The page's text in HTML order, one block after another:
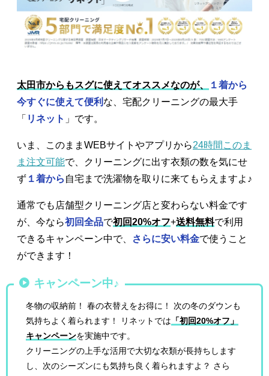
太田市からもスグに使えてオススメなのが、
１着から
今すぐに使えて便利 な、宅配クリーニングの最大手
「 リネット 」です。
いま、このままWEBサイトやアプリから24時間このま
ま注文可能で、クリーニングに出す衣類の数を気にせ
ず １着から 自宅まで洗濯物を取りに来てもらえますよ♪
通常でも店舗型クリーニング店と変わらない料金です
が、今なら初回全品で初回20%オフ+送料無料で利用
できるキャンペーン中で、
さらに安い料金で使うこと
ができます！
キャンペーン中♪
冬物の収納前！ 春の衣替えをお得に！ 次の冬のダウンも
気持ちよく着られます！ リネットでは 「初回20%オフ」
キャンペーンを実施中です。
クリーニングの上手な活用で大切な衣類が長持ちします
し、次のシーズンにも気持ち良く着られますよ？ さら